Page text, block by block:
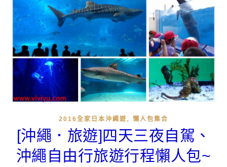
2016全家日本沖繩遊, 懶人包集合
[沖繩．旅遊]四天三夜自駕、
沖繩自由行旅遊行程懶人包~